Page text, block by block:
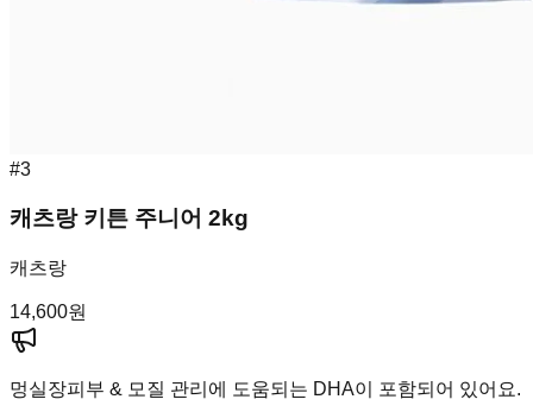
#3
캐츠랑 키튼 주니어 2kg
캐츠랑
14,600원
멍실장피부 & 모질 관리에 도움되는 DHA이 포함되어 있어요.